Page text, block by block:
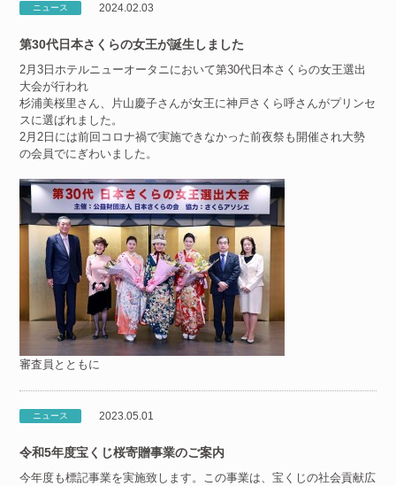
ニュース 2024.02.03
第30代日本さくらの女王が誕生しました
2月3日ホテルニューオータニにおいて第30代日本さくらの女王選出
大会が行われ
杉浦美桜里さん、片山慶子さんが女王に神戸さくら呼さんがプリンセ
スに選ばれました。
2月2日には前回コロナ禍で実施できなかった前夜祭も開催され大勢
の会員でにぎわいました。
審査員とともに
ニュース 2023.05.01
令和5年度宝くじ桜寄贈事業のご案内
今年度も標記事業を実施致します。この事業は、宝くじの社会貢献広